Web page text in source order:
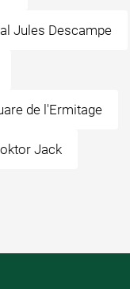
Jules Descampe
de l'Ermitage
Jack